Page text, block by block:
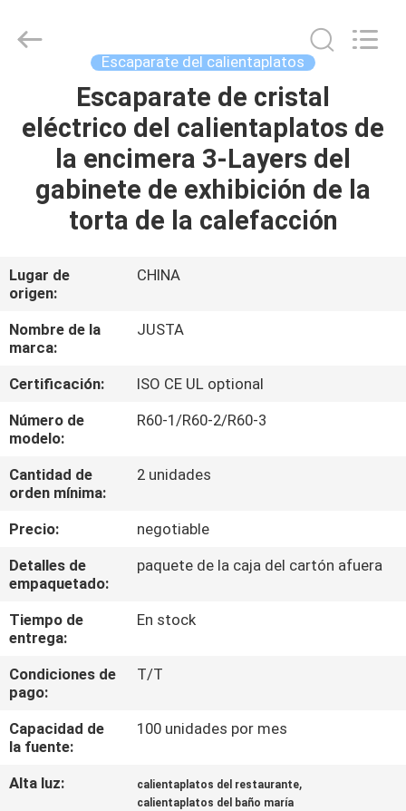
HOGAR
PRODUCTOS
VÍDEOS
SOBRE
NOSOTROS
VIAJE
DE
LA
FÁBRICA
DE
CALIDAD
ÉNTRENOS
CONTACTO
CON
NOTICIAS
Catering
equipments
Escaparate del calientaplatos
Escaparate de cristal
eléctrico del calientaplatos de
la encimera 3-Layers del
gabinete de exhibición de la
torta de la calefacción
Lugar de
origen:
CHINA
Nombre de la
marca:
JUSTA
Certificación:
ISO CE UL optional
Número de
modelo:
R60-1/R60-2/R60-3
Cantidad de
orden mínima:
2 unidades
Precio:
negotiable
Detalles de
empaquetado:
paquete de la caja del cartón afuera
Tiempo de
entrega:
En stock
Condiciones de
pago:
T/T
Capacidad de
la fuente:
100 unidades por mes
Alta luz: calientaplatos del restaurante,
calientaplatos del baño maría